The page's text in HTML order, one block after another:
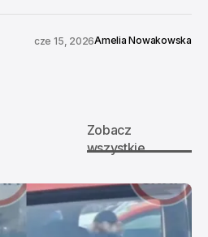
cze 15, 2026Amelia Nowakowska
Zobacz
wszystkie